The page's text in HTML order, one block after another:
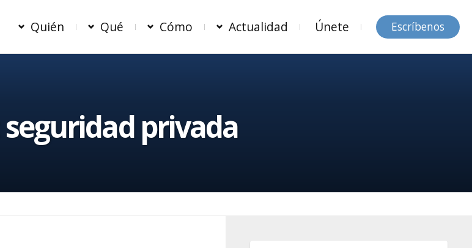
Quién Qué Cómo Actualidad Únete Escríbenos
seguridad privada